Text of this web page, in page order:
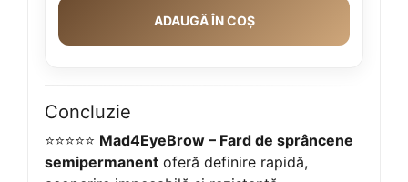
ADAUGĂ ÎN COȘ
Concluzie
⭐⭐⭐⭐⭐ Mad4EyeBrow – Fard de sprâncene
semipermanent oferă definire rapidă,